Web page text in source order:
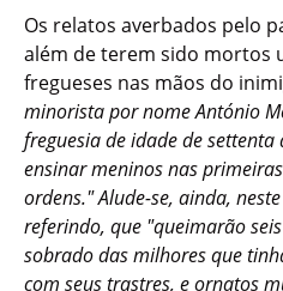
Os relatos averbados pelo
além de terem sido mortos
fregueses nas mãos do
minorista por nome António
freguesia de idade de settenta
ensinar meninos nas
ordens." Alude-se, ainda,
referindo, que "queimarão
sobrado das milhores que
com seus trastres, e ornatos